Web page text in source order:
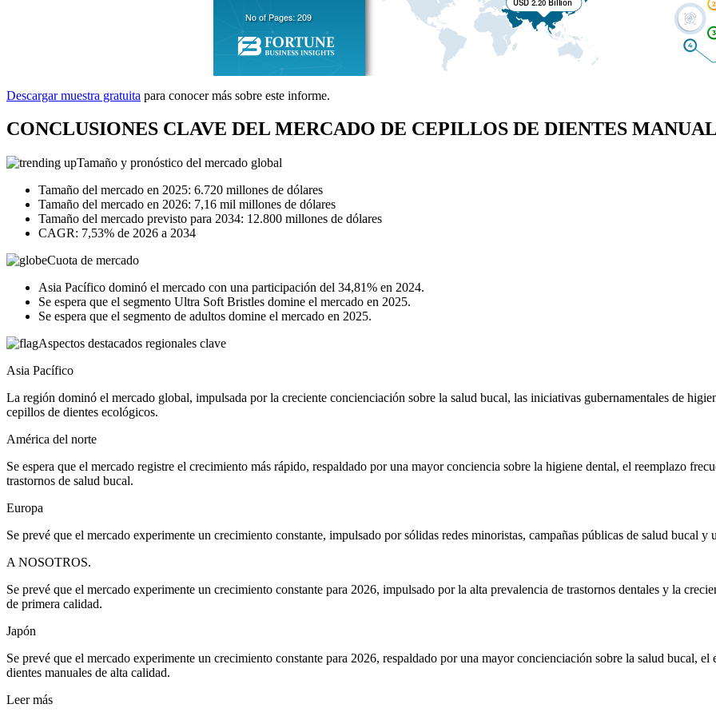
Descargar muestra gratuita para conocer más sobre este informe.
CONCLUSIONES CLAVE DEL MERCADO DE CEPILLOS DE DIENTES
Tamaño y pronóstico del mercado global
Tamaño del mercado en 2025: 6.720 millones de dólares
Tamaño del mercado en 2026: 7,16 mil millones de dólares
Tamaño del mercado previsto para 2034: 12.800 millones de dólares
CAGR: 7,53% de 2026 a 2034
Cuota de mercado
Asia Pacífico dominó el mercado con una participación del 34,81% en 2024.
Se espera que el segmento Ultra Soft Bristles domine el mercado en 2025.
Se espera que el segmento de adultos domine el mercado en 2025.
Aspectos destacados regionales clave
Asia Pacífico
La región dominó el mercado global, impulsada por la creciente concienciación sobre la salud bucal, las iniciativas gubernamentales de
cepillos de dientes ecológicos.
América del norte
Se espera que el mercado registre el crecimiento más rápido, respaldado por una mayor conciencia sobre la higiene dental, el reemplazo
trastornos de salud bucal.
Europa
Se prevé que el mercado experimente un crecimiento constante, impulsado por sólidas redes minoristas, campañas públicas de salud bucal y
A NOSOTROS.
Se prevé que el mercado experimente un crecimiento constante para 2026, impulsado por la alta prevalencia de trastornos dentales y la
de primera calidad.
Japón
Se prevé que el mercado experimente un crecimiento constante para 2026, respaldado por una mayor concienciación sobre la salud bucal,
dientes manuales de alta calidad.
Leer más